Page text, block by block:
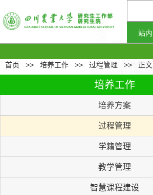
首页 >> 培养工作 >> 过程管理 >> 正文
培养工作
培养方案
过程管理
学籍管理
教学管理
智慧课程建设